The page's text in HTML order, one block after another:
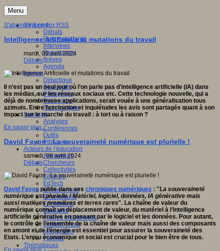
Menu
S'informer
Débats
Faits marquants
Interviews
Reportages
Brèves
Agenda
Innover
Didactique
Dispositifs
Pédagogie
Recherche
Technologies
Savoir(s)
Analyses
Conférences
Outils
Pratiques
Acteurs de l'éducation
Animateurs
Chercheurs
Collectivités
Editeurs
EdTech
Encadrement
Enseignants
Entreprises
Etudiants
Filières industrielles
Institutionnels
Médiateurs
Parents
Thématiques
S'abonner à ce flux RSS
Intelligence Artificielle et mutations du travail
mardi, 09 avril 2024
Débats
Il n’est pas un seul jour où l’on parle pas d’intelligence artificielle (IA) dans
les médias, sur les réseaux sociaux etc. Cette technologie nouvelle, qui a
déjà de nombreuses applications, serait vouée à une généralisation tous
azimuts. Entre fascination et inquiétudes les avis sont partagés quant à son
impact sur le marché du travail : à tort ou à raison ?
En savoir plus...
David Fayon : La souveraineté numérique est plurielle !
samedi, 06 avril 2024
Débats
David Fayon publie dans ses chroniques numériques : "La souveraineté
numérique est plurielle ! Matériel, logiciel, données, IA générative mais
aussi matières premières et terres rares". La chaîne de valeur du
numérique connaît un déplacement de valeur, du matériel à l’intelligence
artificielle générative en passant par le logiciel et les données. Pour autant,
le contrôle de l’ensemble de la chaîne de valeur mais aussi des composants
en amont et de l’énergie est essentiel pour assurer la souveraineté des
Etats. L’enjeu économique et social est crucial pour le bien être de tous.